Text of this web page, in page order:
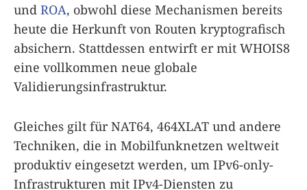
und ROA, obwohl diese Mechanismen bereits
heute die Herkunft von Routen kryptografisch
absichern. Stattdessen entwirft er mit WHOIS8
eine vollkommen neue globale
Validierungsinfrastruktur.
Gleiches gilt für NAT64, 464XLAT und andere
Techniken, die in Mobilfunknetzen weltweit
produktiv eingesetzt werden, um IPv6-only-
Infrastrukturen mit IPv4-Diensten zu